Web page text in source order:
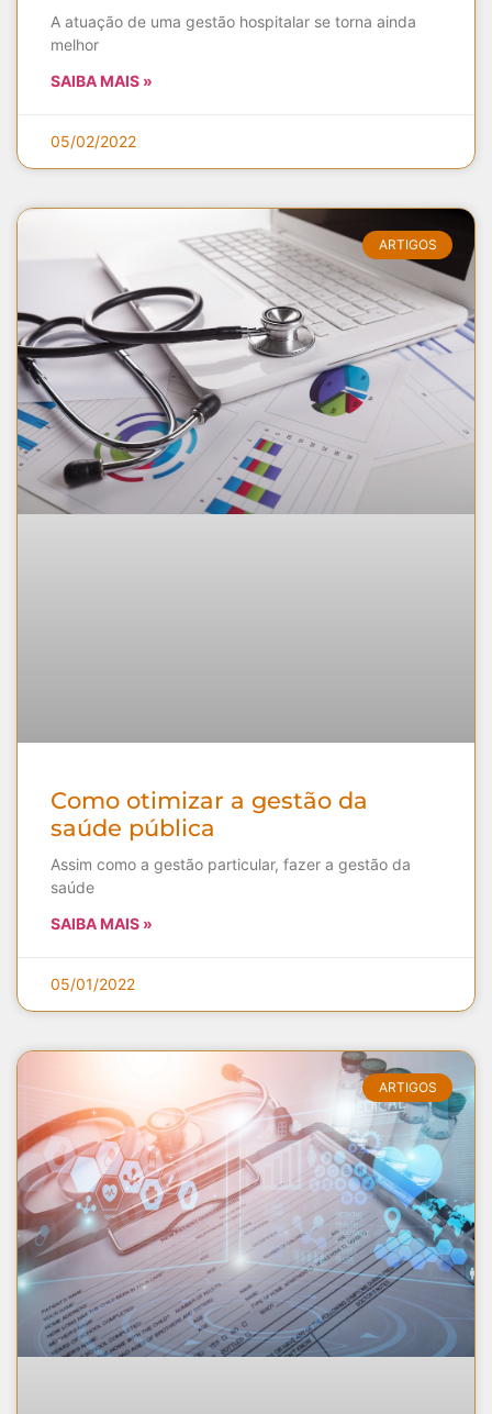
A atuação de uma gestão hospitalar se torna ainda
melhor
SAIBA MAIS »
05/02/2022
ARTIGOS
Como otimizar a gestão da
saúde pública
Assim como a gestão particular, fazer a gestão da
saúde
SAIBA MAIS »
05/01/2022
ARTIGOS